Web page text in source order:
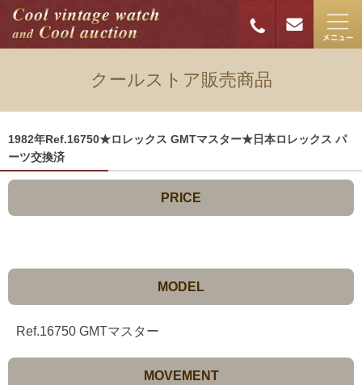
クールストア販売商品
1982年Ref.16750★ロレックス GMTマスター★日本ロレックス パ
ーツ交換済
PRICE
MODEL
Ref.16750 GMTマスター
MOVEMENT